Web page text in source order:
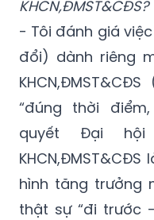
KHCN,ĐMST&CĐS?
- Tôi đánh giá
đổi) dành riêng
“đúng thời
quyết Đại
hình tăng trưởng
thật sự “đi trước